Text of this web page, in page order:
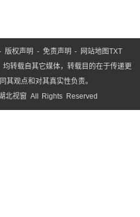
版权声明 - 免责声明 - 网站地图TXT
转载自其它媒体，转载目的在于传递更
其观点和对其真实性负责。
北视窗 All Rights Reserved